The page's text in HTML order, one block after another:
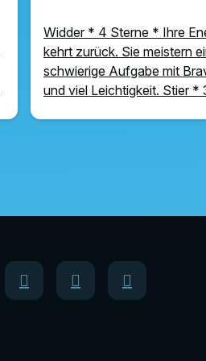
Widder * 4 Sterne * Ihre
kehrt zurück. Sie meistern
schwierige Aufgabe mit
und viel Leichtigkeit. Stier *